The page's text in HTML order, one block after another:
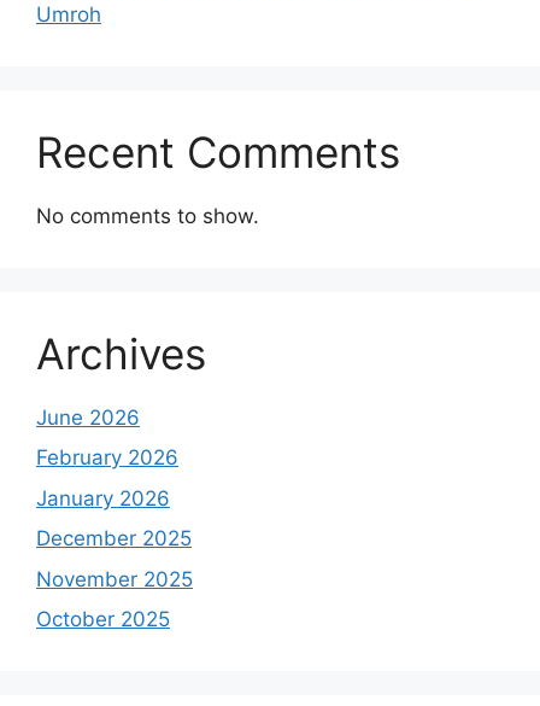
Umroh
Recent Comments
No comments to show.
Archives
June 2026
February 2026
January 2026
December 2025
November 2025
October 2025